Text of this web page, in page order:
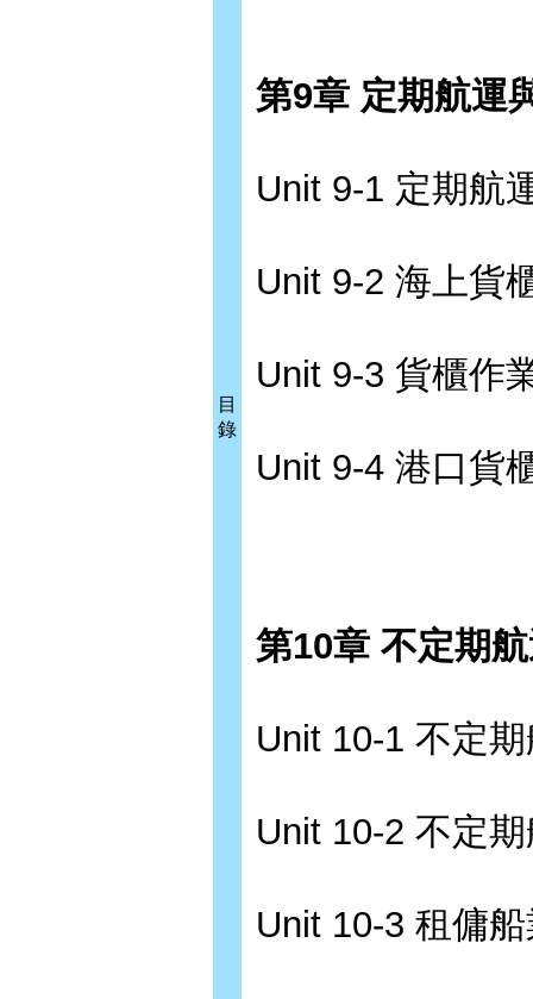
目
錄
第9章 定期航運
Unit 9-1 定期航
Unit 9-2 海上貨
Unit 9-3 貨櫃作
Unit 9-4 港口貨
第10章 不定期
Unit 10-1 不定
Unit 10-2 不定
Unit 10-3 租傭